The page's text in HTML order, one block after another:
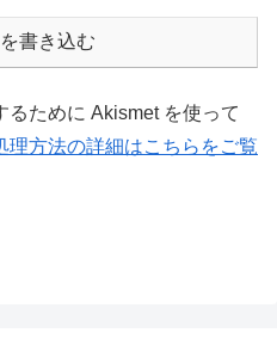
書き込む
るために Akismet を使って
理方法の詳細はこちらをご覧